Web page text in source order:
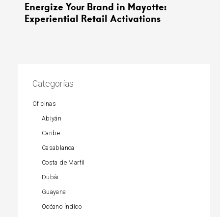
Energize Your Brand in Mayotte:
Experiential Retail Activations
Categorías
Oficinas
Abiyán
Caribe
Casablanca
Costa de Marfil
Dubái
Guayana
Océano Índico